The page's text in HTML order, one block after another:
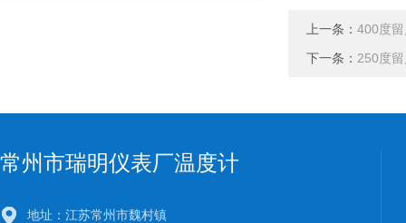
上一条： 400度
下一条： 250度
常州市瑞明仪表厂温度计
地址：江苏常州市魏村镇